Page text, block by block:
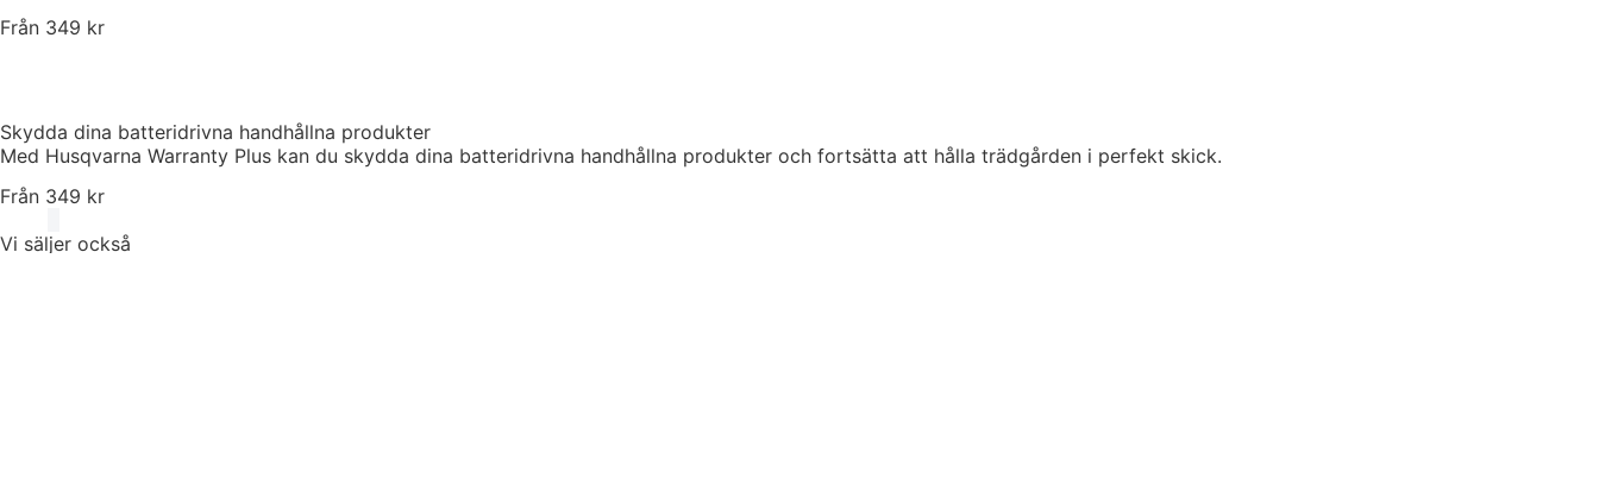
Från 349 kr
Skydda dina batteridrivna handhållna produkter
Med Husqvarna Warranty Plus kan du skydda dina batteridrivna handhållna produkter och fortsätta att hålla trädgården i perfekt skick.
Från 349 kr
Vi säljer också